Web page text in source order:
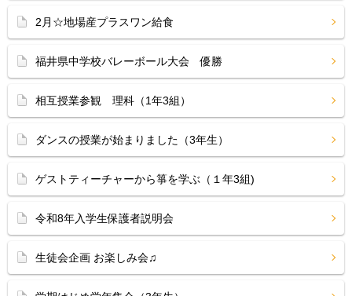
2月☆地場産プラスワン給食
福井県中学校バレーボール大会 優勝
相互授業参観 理科（1年3組）
ダンスの授業が始まりました（3年生）
ゲストティーチャーから箏を学ぶ（１年3組)
令和8年入学生保護者説明会
生徒会企画 お楽しみ会♫